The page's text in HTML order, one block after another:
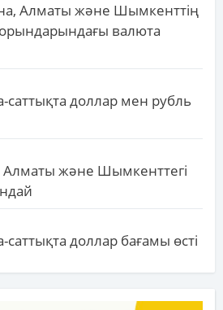
Алматы және Шымкенттің
валюта
саттықта доллар мен рубль
Алматы және Шымкенттегі
доллар бағамы өсті